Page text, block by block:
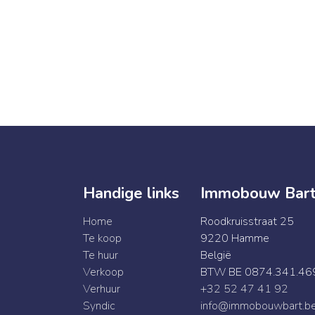
Handige links
Home
Te koop
Te huur
Verkoop
Verhuur
Syndic
Immobouw
Roodkruisstraat 25
9220 Hamme
België
BTW BE
+32 52 47 41 92